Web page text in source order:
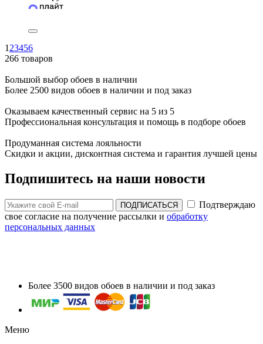
123456
266 товаров
Большой выбор обоев в наличии
Более 2500 видов обоев в наличии и под заказ
Оказываем качественный сервис на 5 из 5
Профессиональная консультация и помощь в подборе обоев
Продуманная система лояльности
Скидки и акции, дисконтная система и гарантия лучшей цены
Подпишитесь на наши новости
ПОДПИСАТЬСЯ
Подтверждаю
свое согласие на получение рассылки и обработку
персональных данных
Более 3500 видов обоев в наличии и под заказ
Меню